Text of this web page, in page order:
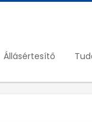
Állásértesítő